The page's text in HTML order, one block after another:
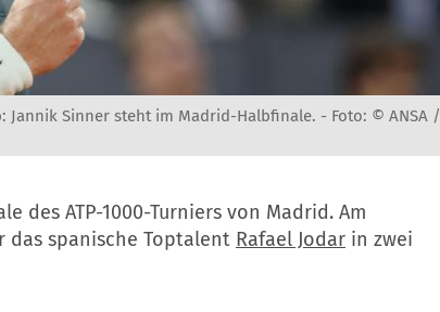
Jannik Sinner steht im Madrid-Halbfinale. - Foto: © ANSA /
des ATP-1000-Turniers von Madrid. Am
das spanische Toptalent Rafael Jodar in zwei